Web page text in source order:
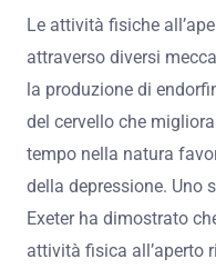
Le attività fisiche
attraverso diversi
la produzione di
del cervello che
tempo nella natura
della depressione. Uno
Exeter ha dimostrato
attività fisica all’aperto